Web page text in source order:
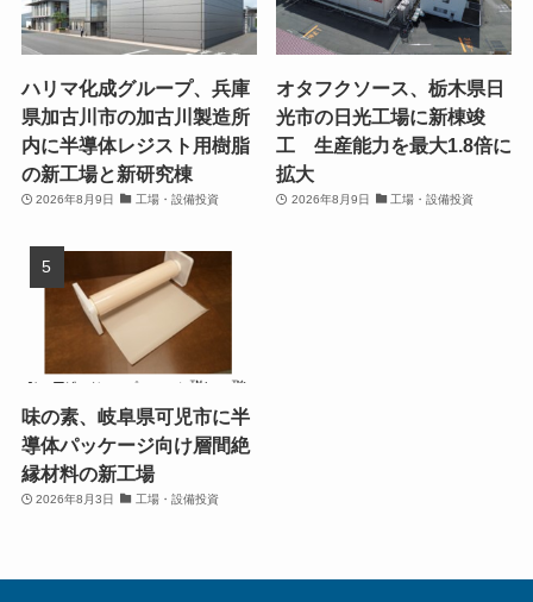
ハリマ化成グループ、兵庫
県加古川市の加古川製造所
内に半導体レジスト用樹脂
の新工場と新研究棟
2026年8月9日 工場・設備投資
オタフクソース、栃木県日
光市の日光工場に新棟竣
工 生産能力を最大1.8倍に
拡大
2026年8月9日 工場・設備投資
味の素、岐阜県可児市に半
導体パッケージ向け層間絶
縁材料の新工場
2026年8月3日 工場・設備投資